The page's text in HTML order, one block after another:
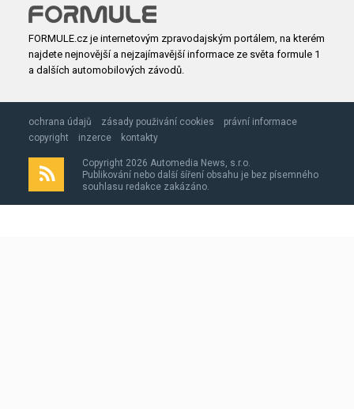
FORMULE.cz je internetovým zpravodajským portálem, na kterém
najdete nejnovější a nejzajímavější informace ze světa formule 1
a dalších automobilových závodů.
ochrana údajů zásady použivání cookies
právní informace
copyright
inzerce kontakty
Copyright 2026 Automedia News, s.r.o.
Publikování nebo další šíření obsahu je bez písemného
souhlasu redakce zakázáno.